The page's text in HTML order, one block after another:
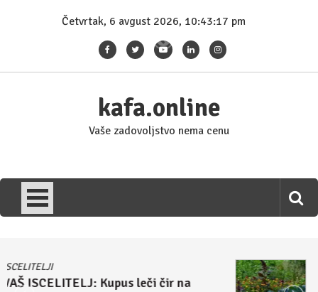
Četvrtak, 6 avgust 2026, 10:43:17 pm
kafa.online
Vaše zadovoljstvo nema cenu
Džulijan Eperli tvrdi: Kupus i rasol su